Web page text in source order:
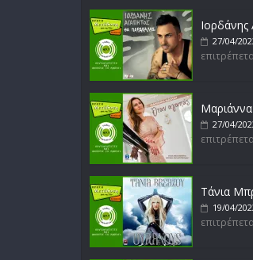
27/04/
27/04/
Τάνια
19/04/